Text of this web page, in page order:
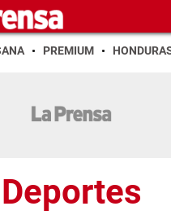
PREMIUM
Deportes